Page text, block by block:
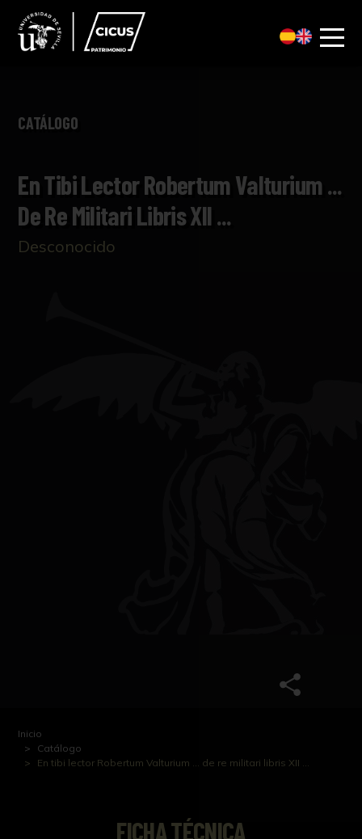
CATÁLOGO
En Tibi Lector Robertum Valturium ...
De Re Militari Libris XII ...
Desconocido
Inicio
Catálogo
En tibi lector Robertum Valturium ... de re militari libris XII ...
FICHA TÉCNICA